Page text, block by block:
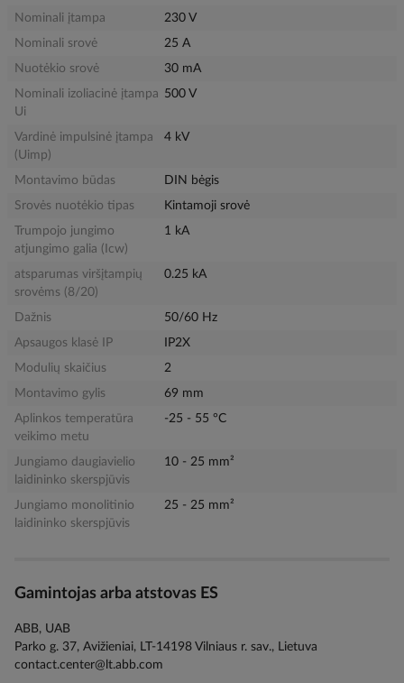
Nominali įtampa
230 V
Nominali srovė
25 A
Nuotėkio srovė
30 mA
Nominali izoliacinė įtampa
Ui
500 V
Vardinė impulsinė įtampa
(Uimp)
4 kV
Montavimo būdas
DIN bėgis
Srovės nuotėkio tipas
Kintamoji srovė
Trumpojo jungimo
atjungimo galia (Icw)
1 kA
atsparumas viršįtampių
srovėms (8/20)
0.25 kA
Dažnis
50/60 Hz
Apsaugos klasė IP
IP2X
Modulių skaičius
2
Montavimo gylis
69 mm
Aplinkos temperatūra
veikimo metu
-25 - 55 °C
Jungiamo daugiavielio
laidininko skerspjūvis
10 - 25 mm²
Jungiamo monolitinio
laidininko skerspjūvis
25 - 25 mm²
Gamintojas arba atstovas ES
ABB, UAB
Parko g. 37, Avižieniai, LT-14198 Vilniaus r. sav., Lietuva
contact.center@lt.abb.com